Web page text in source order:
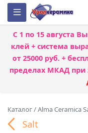
С 1 по 15 августа
клей + система
от 25000 руб. +
пределах МКАД при
Каталог/Alma Ceramica
Salt